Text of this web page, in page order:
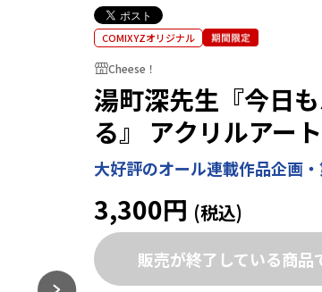
COMIXYZオリジナル
Cheese！
湯町深先生『今日
る』 アクリルアー
大好評のオール連載作品企画
3,300円
販売が終了している商品